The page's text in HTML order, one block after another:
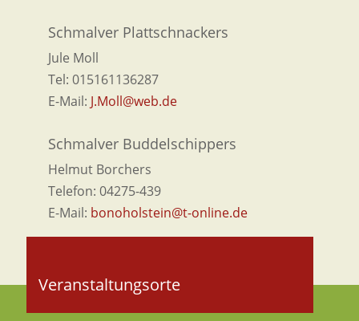
Schmalver Plattschnackers
Jule Moll
Tel: 015161136287
E-Mail: J.Moll@web.de
Schmalver Buddelschippers
Helmut Borchers
Telefon: 04275-439
E-Mail: bonoholstein@t-online.de
Veranstaltungsorte